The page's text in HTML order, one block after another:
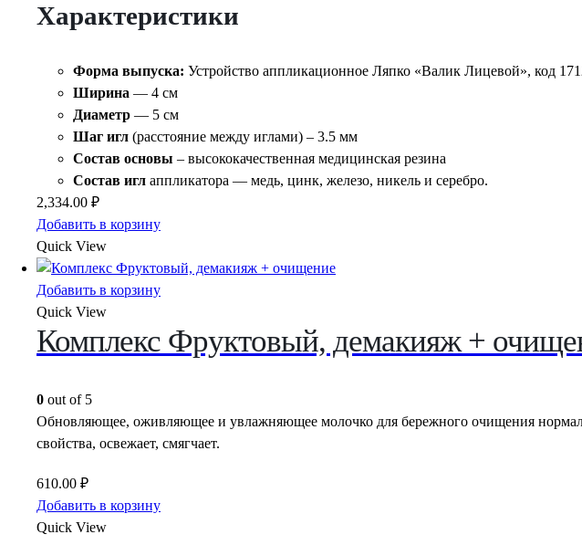
Характеристики
Форма выпуска: Устройство аппликационное Ляпко «Валик Лицевой», код
Ширина — 4 см
Диаметр — 5 см
Шаг игл (расстояние между иглами) – 3.5 мм
Состав основы – высококачественная медицинская резина
Состав игл аппликатора — медь, цинк, железо, никель и серебро.
2,334.00 ₽
Добавить в корзину
Quick View
Добавить в корзину
Quick View
Комплекс Фруктовый, демакияж +
0 out of 5
Обновляющее, оживляющее и увлажняющее молочко для бережного очищения
свойства, освежает, смягчает.
610.00 ₽
Добавить в корзину
Quick View